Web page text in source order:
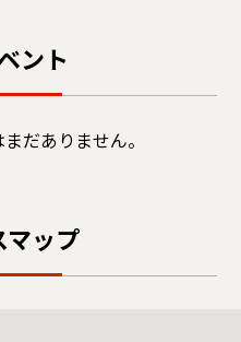
ント
だありません。
マップ